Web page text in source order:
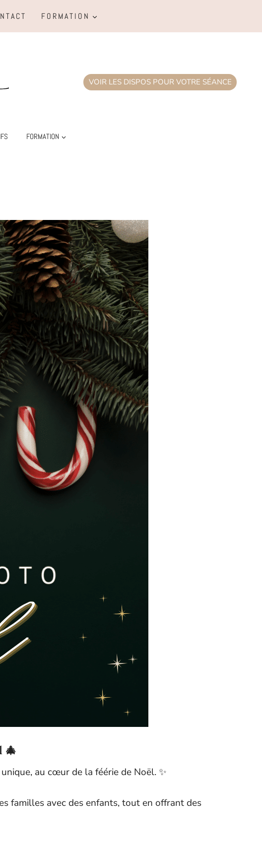
FORMATION
VOIR LES DISPOS POUR VOTRE SÉANCE
FORMATION
🎄
au cœur de la féérie de Noël. ✨
familles avec des enfants, tout en offrant des